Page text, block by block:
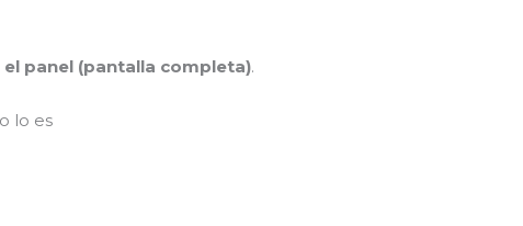
panel (pantalla completa).
lo es